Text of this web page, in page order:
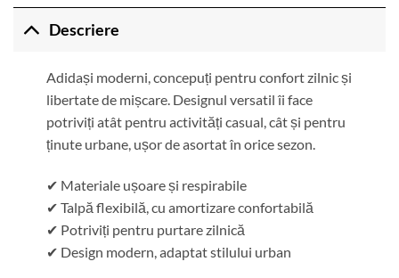
Descriere
Adidași moderni, concepuți pentru confort zilnic și
libertate de mișcare. Designul versatil îi face
potriviți atât pentru activități casual, cât și pentru
ținute urbane, ușor de asortat în orice sezon.
✔ Materiale ușoare și respirabile
✔ Talpă flexibilă, cu amortizare confortabilă
✔ Potriviți pentru purtare zilnică
✔ Design modern, adaptat stilului urban